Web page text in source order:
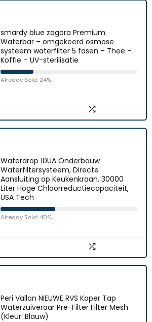
smardy blue zagora Premium
Waterbar – omgekeerd osmose
systeem waterfilter 5 fasen – Thee –
Koffie – UV-sterilisatie
Already Sold: 24%
Waterdrop 10UA Onderbouw
Waterfiltersysteem, Directe
Aansluiting op Keukenkraan, 30000
Liter Hoge Chloorreductiecapaciteit,
USA Tech
Already Sold: 40%
Peri Vallon NIEUWE RVS Koper Tap
Waterzuiveraar Pre-Filter Filter Mesh
(Kleur: Blauw)